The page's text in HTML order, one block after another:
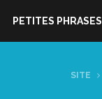
PETITES PHRASES
SITE